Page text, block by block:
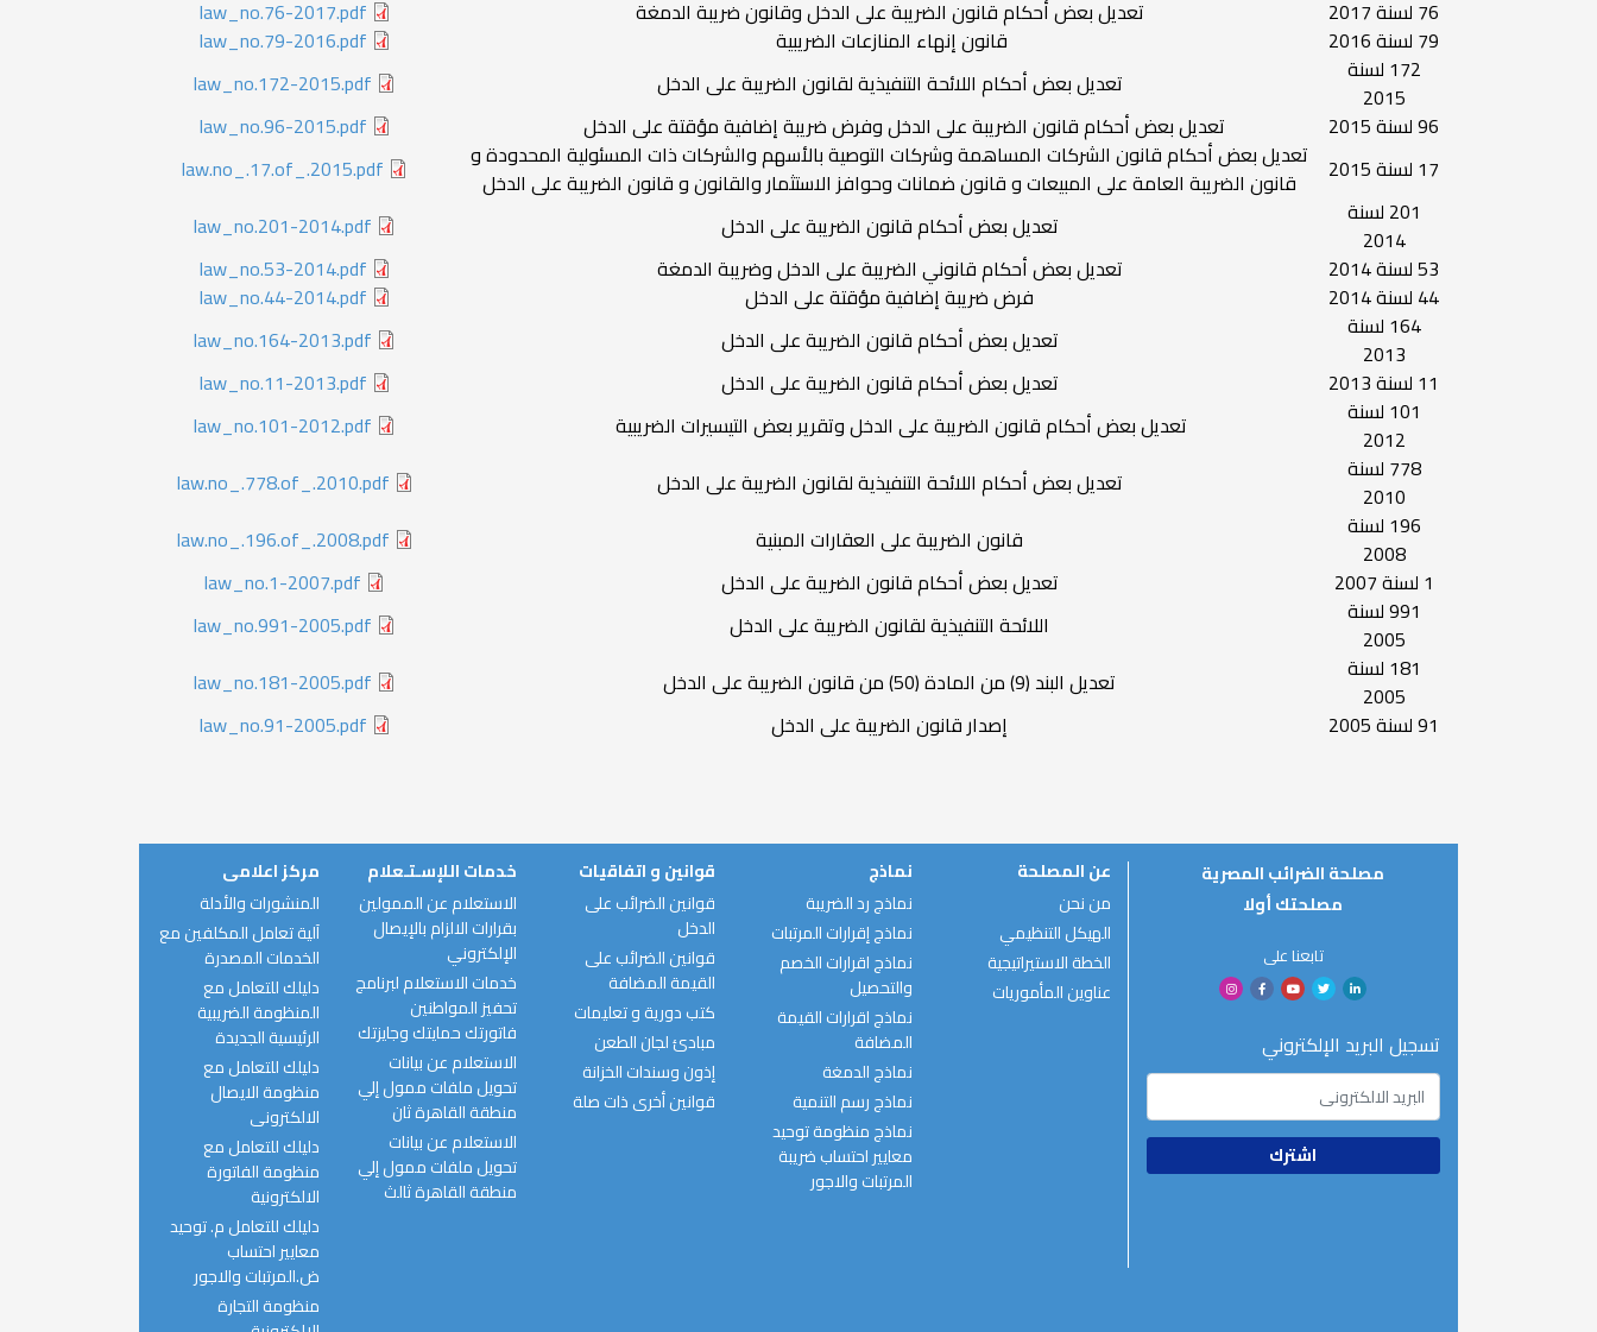
76 لسنة 2017
تعديل بعض أحكام قانون الضريبة على الدخل وقانون ضريبة الدمغة
law_no.76-2017.pdf
79 لسنة 2016
قانون إنهاء المنازعات الضريبية
law_no.79-2016.pdf
172 لسنة
2015
تعديل بعض أحكام اللائحة التنفيذية لقانون الضريبة على الدخل
law_no.172-2015.pdf
96 لسنة 2015
تعديل بعض أحكام قانون الضريبة على الدخل وفرض ضريبة إضافية مؤقتة على الدخل
law_no.96-2015.pdf
17 لسنة 2015
تعديل بعض أحكام قانون الشركات المساهمة وشركات التوصية بالأسهم والشركات ذات المسئولية المحدودة و
قانون الضريبة العامة على المبيعات و قانون ضمانات وحوافز الاستثمار والقانون و قانون الضريبة على الدخل
law.no_.17.of_.2015.pdf
201 لسنة
2014
تعديل بعض أحكام قانون الضريبة على الدخل
law_no.201-2014.pdf
53 لسنة 2014
تعديل بعض أحكام قانوني الضريبة على الدخل وضريبة الدمغة
law_no.53-2014.pdf
44 لسنة 2014
فرض ضريبة إضافية مؤقتة على الدخل
law_no.44-2014.pdf
164 لسنة
2013
تعديل بعض أحكام قانون الضريبة على الدخل
law_no.164-2013.pdf
11 لسنة 2013
تعديل بعض أحكام قانون الضريبة على الدخل
law_no.11-2013.pdf
101 لسنة
2012
تعديل بعض أحكام قانون الضريبة على الدخل وتقرير بعض التيسيرات الضريبية
law_no.101-2012.pdf
778 لسنة
2010
تعديل بعض أحكام اللائحة التنفيذية لقانون الضريبة على الدخل
law.no_.778.of_.2010.pdf
196 لسنة
2008
قانون الضريبة على العقارات المبنية
law.no_.196.of_.2008.pdf
1 لسنة 2007
تعديل بعض أحكام قانون الضريبة على الدخل
law_no.1-2007.pdf
991 لسنة
2005
اللائحة التنفيذية لقانون الضريبة على الدخل
law_no.991-2005.pdf
181 لسنة
2005
تعديل البند (9) من المادة (50) من قانون الضريبة على الدخل
law_no.181-2005.pdf
91 لسنة 2005
إصدار قانون الضريبة على الدخل law_no.91-2005.pdf
مصلحة الضرائب المصرية
مصلحتك أولا
تابعنا على
تسجيل البريد الإلكتروني
عن المصلحة
من نحن
الهيكل التنظيمي
الخطة الاستيراتيجية
عناوين المأموريات
نماذج
نماذج رد الضريبة
نماذج إقرارات المرتبات
نماذج اقرارات الخصم
والتحصيل
نماذج اقرارات القيمة
المضافة
نماذج الدمغة
نماذج رسم التنمية
نماذج منظومة توحيد
معايير احتساب ضريبة
المرتبات والاجور
قوانين و اتفاقيات
قوانين الضرائب على
الدخل
قوانين الضرائب على
القيمة المضافة
كتب دورية و تعليمات
مبادئ لجان الطعن
إذون وسندات الخزانة
قوانين أخرى ذات صلة
خدمات اللإسـتـعلام
الاستعلام عن الممولين
بقرارات الالزام بالإيصال
الإلكتروني
خدمات الاستعلام لبرنامج
تحفيز المواطنين
فاتورتك حمايتك وجايزتك
الاستعلام عن بيانات
تحويل ملفات ممول إلي
منطقة القاهرة ثان
الاستعلام عن بيانات
تحويل ملفات ممول إلي
منطقة القاهرة ثالث
مركز اعلامى
المنشورات والأدلة
آلية تعامل المكلفين مع
الخدمات المصدرة
دليلك للتعامل مع
المنظومة الضريبية
الرئيسية الجديدة
دليلك للتعامل مع
منظومة الايصال
الالكترونى
دليلك للتعامل مع
منظومة الفاتورة
الالكترونية
دليلك للتعامل م. توحيد
معايير احتساب
ض.المرتبات والاجور
منظومة التجارة